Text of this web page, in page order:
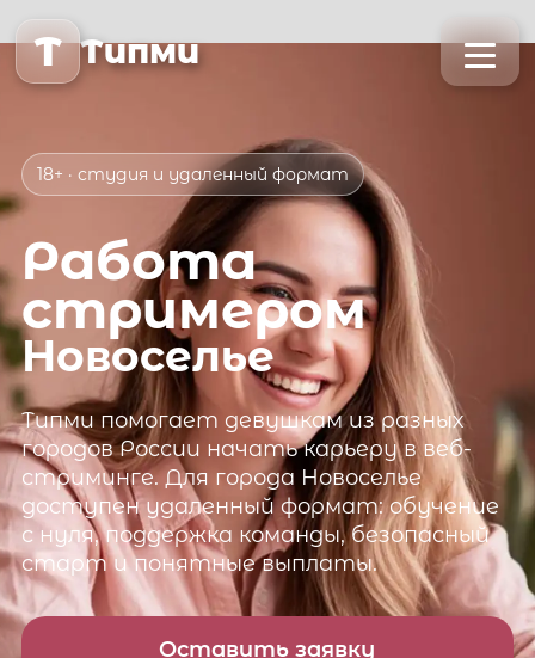
T Типми
18+ · студия и удаленный формат
Работа
стримером
Новоселье
Типмипомогает девушкам из разных
городов России начать карьеру в веб-
стриминге. Для города Новоселье
доступен удаленный формат: обучение
с нуля, поддержка команды, безопасный
старт и понятные выплаты.
Оставить заявку